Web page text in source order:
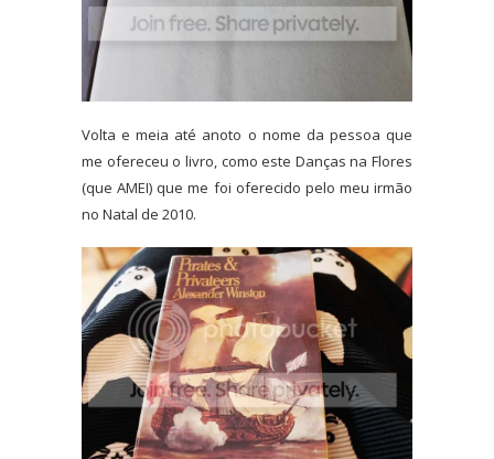
Volta e meia até anoto o nome da pessoa que
me ofereceu o livro, como este Danças na Flores
(que AMEI) que me foi oferecido pelo meu irmão
no Natal de 2010.